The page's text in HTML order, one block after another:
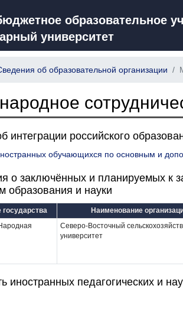
образовательное
университет
об образовательной организации
интеграции российского
обучающихся по основным и
о заключённых и планируемых к
образования и науки
государства Наименование
Северо-Восточный
университет
иностранных педагогических и